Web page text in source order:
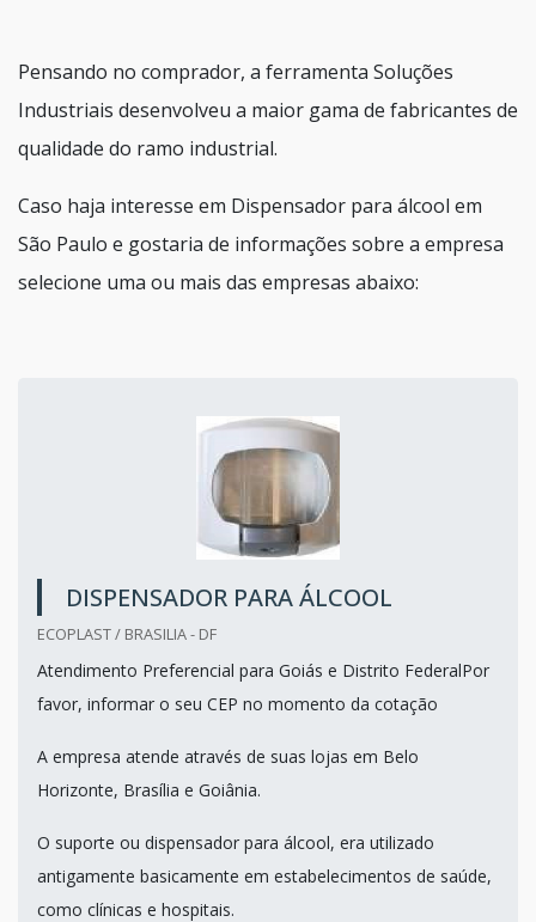
Pensando no comprador, a ferramenta Soluções
Industriais desenvolveu a maior gama de fabricantes de
qualidade do ramo industrial.
Caso haja interesse em Dispensador para álcool em
São Paulo e gostaria de informações sobre a empresa
selecione uma ou mais das empresas abaixo:
DISPENSADOR PARA ÁLCOOL
ECOPLAST / BRASILIA - DF
Atendimento Preferencial para Goiás e Distrito FederalPor
favor, informar o seu CEP no momento da cotação
A empresa atende através de suas lojas em Belo
Horizonte, Brasília e Goiânia.
O suporte ou dispensador para álcool, era utilizado
antigamente basicamente em estabelecimentos de saúde,
como clínicas e hospitais.